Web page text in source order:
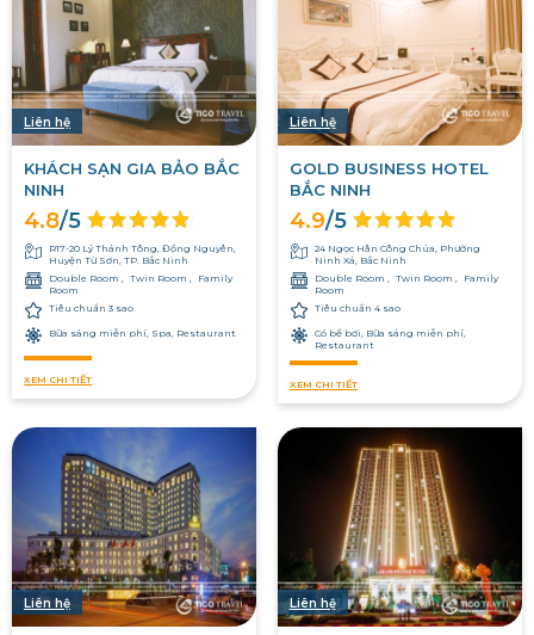
Liên hệ
KHÁCH SẠN GIA BẢO BẮC
NINH
4.8/5
R17-20 Lý Thánh Tông, Đồng Nguyên,
Huyện Từ Sơn, TP. Bắc Ninh
Double Room
Twin Room
Family
Room
Tiêu chuẩn 3 sao
Bữa sáng miễn phí, Spa, Restaurant
XEM CHI TIẾT
Liên hệ
GOLD BUSINESS HOTEL
BẮC NINH
4.9/5
24 Ngọc Hân Công Chúa, Phường
Ninh Xá, Bắc Ninh
Double Room
Twin Room
Family
Room
Tiêu chuẩn 4 sao
Có bể bơi, Bữa sáng miễn phí,
Restaurant
XEM CHI TIẾT
Liên hệ Liên hệ